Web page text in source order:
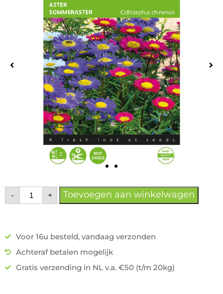
- + Toevoegen aan winkelwagen
Voor 16u besteld, vandaag verzonden
Achteraf betalen mogelijk
Gratis verzending in NL v.a. €50 (t/m 20kg)